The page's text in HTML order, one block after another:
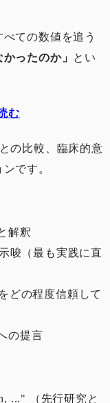
ての数値を追う
ったのか」 とい
む
の比較、臨床的意
です。
解釈
唆（最も実践に直
どの程度信頼して
の提言
..." （先行研究と